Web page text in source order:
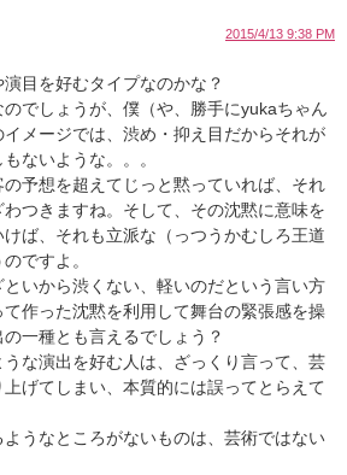
2015/4/13 9:38 PM
目を好むタイプなのかな？
でしょうが、僕（や、勝手にyukaちゃん
メージでは、渋め・抑え目だからそれが
ないような。。。
予想を超えてじっと黙っていれば、それ
つきますね。そして、その沈黙に意味を
ば、それも立派な（っつうかむしろ王道
ですよ。
いから渋くない、軽いのだという言い方
作った沈黙を利用して舞台の緊張感を操
一種とも言えるでしょう？
な演出を好む人は、ざっくり言って、芸
げてしまい、本質的には誤ってとらえて
うなところがないものは、芸術ではない